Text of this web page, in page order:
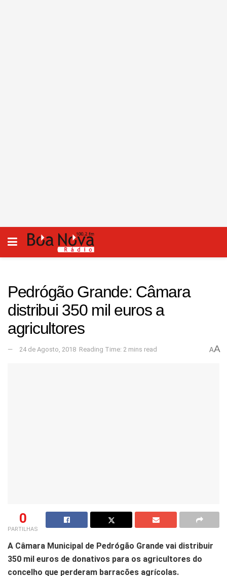
Pedrógão Grande: Câmara
distribui 350 mil euros a
agricultores
24 de Agosto, 2018 Reading Time: 2 mins read AA
0
PARTILHAS
A Câmara Municipal de Pedrógão Grande vai distribuir
350 mil euros de donativos para os agricultores do
concelho que perderam barracões agrícolas.